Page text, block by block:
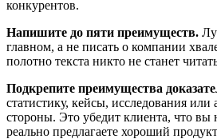
конкурентов.
Напишите до пяти преимуществ.
главном, а не писать о компании
полотно текста никто не станет
Подкрепите преимущества
статистику, кейсы, исследования или
стороны. Это убедит клиента, что вы
реально предлагаете хороший